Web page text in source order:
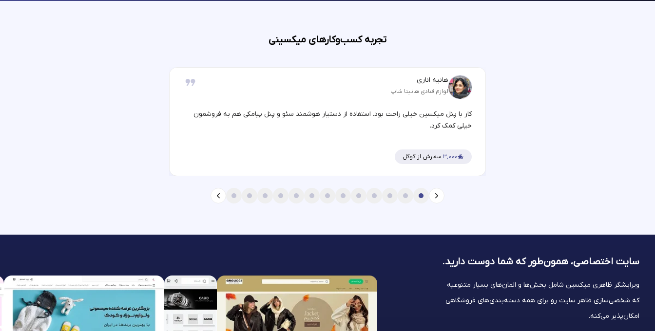
تجربه کسب‌وکارهای میکسینی
هانیه اناری
لوازم قنادی هانیتا شاپ
کار با پنل میکسین خیلی راحت بود. استفاده از دستیار هوشمند سئو و پنل پیامکی هم به فروشمون
خیلی کمک کرد.
۳,۰۰۰ سفارش از گوگل
سایت اختصاصی، همون‌طور که شما دوست دارید.
ویرایشگر ظاهری میکسین شامل بخش‌ها و المان‌های بسیار متنوعیه
که شخصی‌سازی ظاهر سایت رو برای همه دسته‌بندی‌های فروشگاهی
امکان‌پذیر می‌کنه.